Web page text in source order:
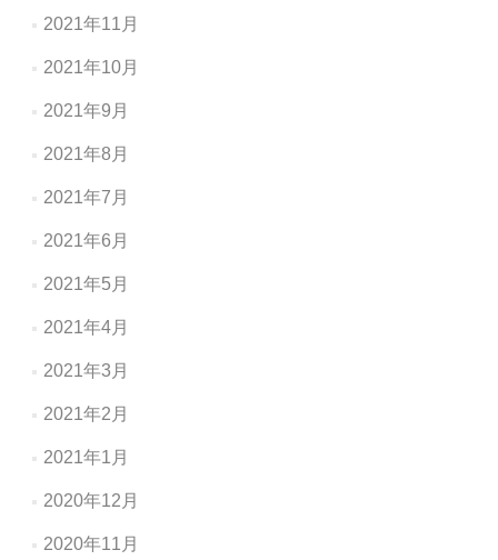
2021年11月
2021年10月
2021年9月
2021年8月
2021年7月
2021年6月
2021年5月
2021年4月
2021年3月
2021年2月
2021年1月
2020年12月
2020年11月